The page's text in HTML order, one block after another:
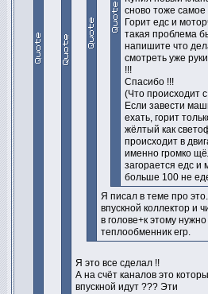
сново тоже самое
Горит едс и
такая проблема
напишите что
смотреть уже
!!!
Спасибо !!!
(Что происходит
Если завести
ехать, горит
жёлтый как
происходит в
именно громко
загорается едс и
больше 100 не
Я писал в теме про
впускной коллектор и
в голове+к этому
теплообменник егр.
Я это все сделал !!
А на счёт каналов это
впускной идут ??? Эти